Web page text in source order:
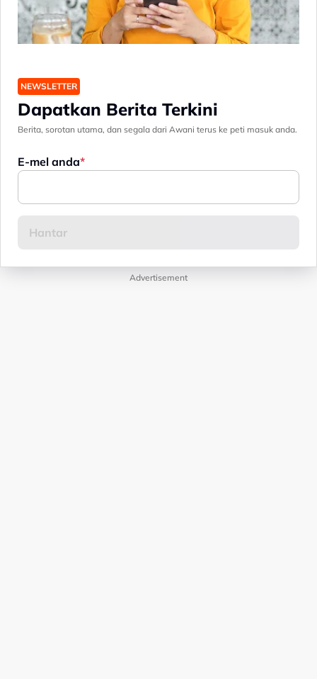
NEWSLETTER
Dapatkan Berita Terkini
Berita, sorotan utama, dan segala dari Awani terus ke peti masuk anda.
E-mel anda
Advertisement